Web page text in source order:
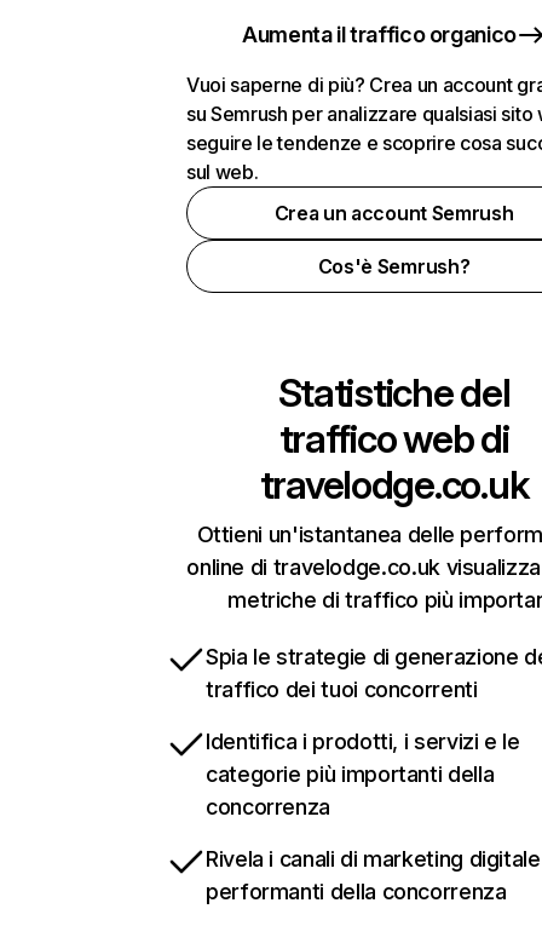
Aumenta il traffico organico
Vuoi saperne di più? Crea un account
su Semrush per analizzare qualsiasi sito
seguire le tendenze e scoprire cosa
sul web.
Crea un account Semrush
Cos'è Semrush?
Statistiche del
traffico web di
travelodge.co.uk
Ottieni un'istantanea delle
online di travelodge.co.uk
metriche di traffico più
Spia le strategie di generazione
traffico dei tuoi concorrenti
Identifica i prodotti, i servizi e le
categorie più importanti della
concorrenza
Rivela i canali di marketing
performanti della concorrenza